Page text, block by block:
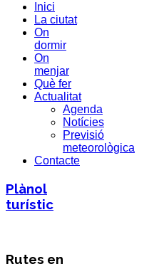
Inici
La ciutat
On
dormir
On
menjar
Què fer
Actualitat
Agenda
Notícies
Previsió
meteorològica
Contacte
Plànol
turístic
Rutes en